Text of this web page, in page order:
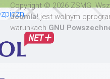
Copyright © 2026 ZSMG.
Joomla! jest wolnym
warunkach GNU